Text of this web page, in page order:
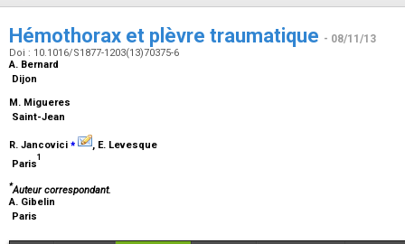
Hémothorax et plèvre traumatique - 08/11/13
Doi : 10.1016/S1877-1203(13)70375-6
A. Bernard
Dijon
M. Migueres
Saint-Jean
R. Jancovici ⁎
, E. Levesque
Paris
1
*Auteur correspondant.
A. Gibelin
Paris